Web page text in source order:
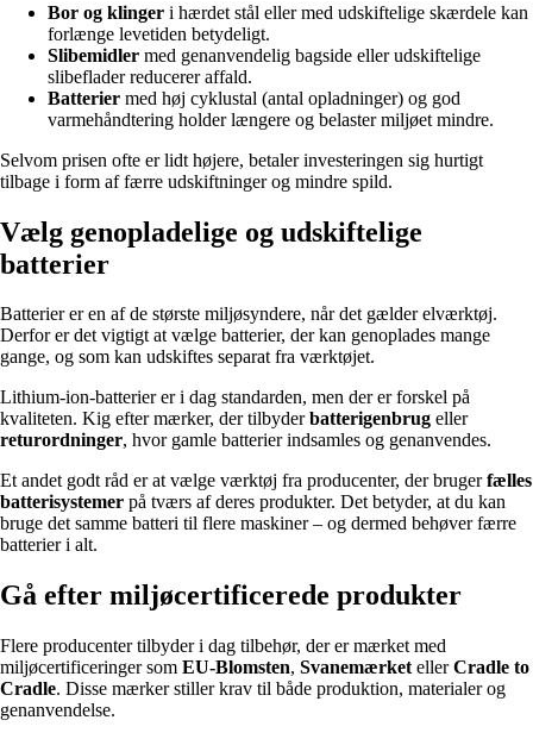
Bor og klinger i hærdet stål eller med udskiftelige skærdele kan
forlænge levetiden betydeligt.
Slibemidler med genanvendelig bagside eller udskiftelige
slibeflader reducerer affald.
Batterier med høj cyklustal (antal opladninger) og god
varmehåndtering holder længere og belaster miljøet mindre.
Selvom prisen ofte er lidt højere, betaler investeringen sig hurtigt
tilbage i form af færre udskiftninger og mindre spild.
Vælg genopladelige og udskiftelige
batterier
Batterier er en af de største miljøsyndere, når det gælder elværktøj.
Derfor er det vigtigt at vælge batterier, der kan genoplades mange
gange, og som kan udskiftes separat fra værktøjet.
Lithium-ion-batterier er i dag standarden, men der er forskel på
kvaliteten. Kig efter mærker, der tilbyderbatterigenbrug eller
returordninger, hvor gamle batterier indsamles og genanvendes.
Et andet godt råd er at vælge værktøj fra producenter, der brugerfælles
batterisystemer på tværs af deres produkter. Det betyder, at du kan
bruge det samme batteri til flere maskiner – og dermed behøver færre
batterier i alt.
Gå efter miljøcertificerede produkter
Flere producenter tilbyder i dag tilbehør, der er mærket med
miljøcertificeringer som EU-Blomsten, Svanemærket ellerCradle to
Cradle. Disse mærker stiller krav til både produktion, materialer og
genanvendelse.